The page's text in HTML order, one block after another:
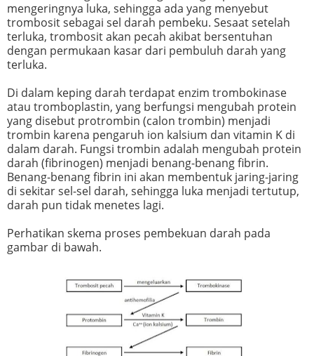
mengeringnya luka, sehingga ada yang menyebut
trombosit sebagai sel darah pembeku. Sesaat setelah
terluka, trombosit akan pecah akibat bersentuhan
dengan permukaan kasar dari pembuluh darah yang
terluka.
Di dalam keping darah terdapat enzim trombokinase
atau tromboplastin, yang berfungsi mengubah protein
yang disebut protrombin (calon trombin) menjadi
trombin karena pengaruh ion kalsium dan vitamin K di
dalam darah. Fungsi trombin adalah mengubah protein
darah (fibrinogen) menjadi benang-benang fibrin.
Benang-benang fibrin ini akan membentuk jaring-jaring
di sekitar sel-sel darah, sehingga luka menjadi tertutup,
darah pun tidak menetes lagi.
Perhatikan skema proses pembekuan darah pada
gambar di bawah.